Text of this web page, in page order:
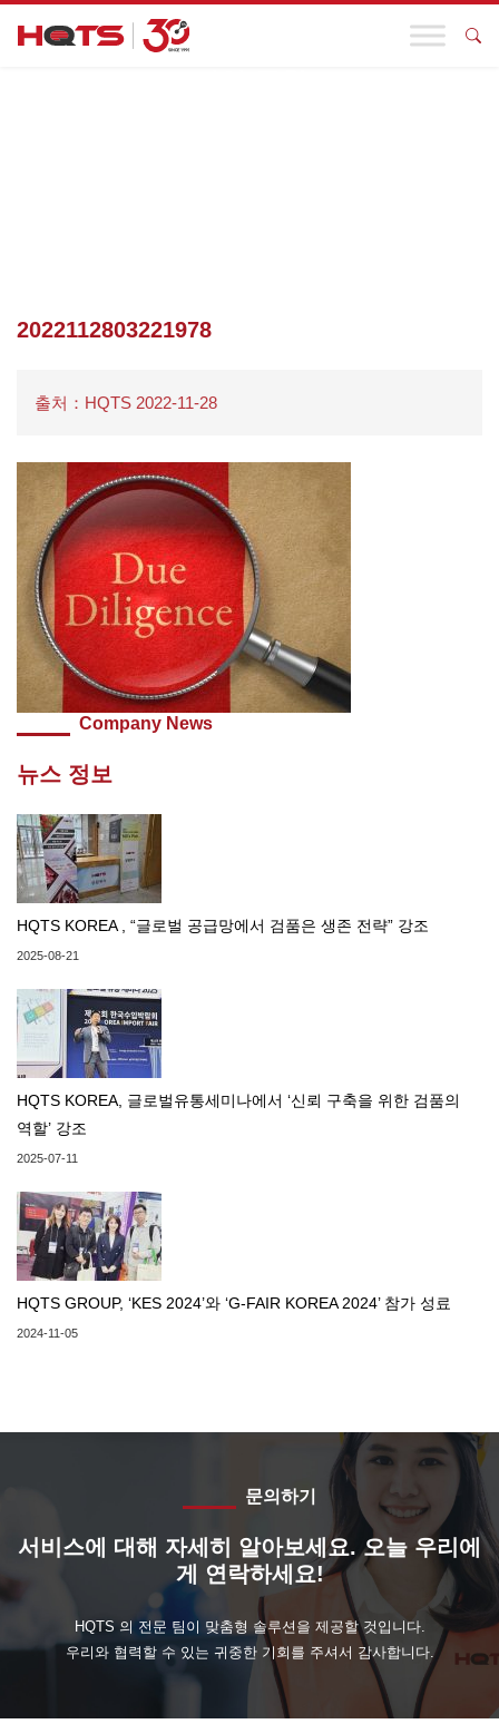
2022112803221978
출처：HQTS 2022-11-28
Company News
뉴스 정보
HQTS KOREA , “글로벌 공급망에서 검품은 생존 전략” 강조
2025-08-21
HQTS KOREA, 글로벌유통세미나에서 ‘신뢰 구축을 위한 검품의
역할’ 강조
2025-07-11
HQTS GROUP, ‘KES 2024’와 ‘G-FAIR KOREA 2024’ 참가 성료
2024-11-05
문의하기
서비스에 대해 자세히 알아보세요. 오늘 우리에
게 연락하세요!
HQTS 의 전문 팀이 맞춤형 솔루션을 제공할 것입니다.
우리와 협력할 수 있는 귀중한 기회를 주셔서 감사합니다.